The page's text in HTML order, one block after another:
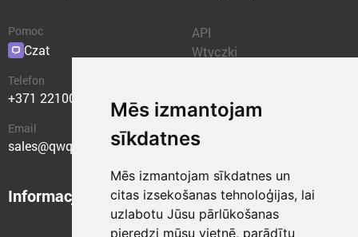
Mēs izmantojam
sīkdatnes
Mēs izmantojam sīkdatnes un
citas izsekošanas tehnoloģijas, lai
uzlabotu Jūsu pārlūkošanas
pieredzi mūsu vietnē, parādītu
Pomoc
Czat
Telefon
+371 22100400
Email
sales@qwqer.eu
API
Wtyczki
Informacje
Jednostki
strukturalne